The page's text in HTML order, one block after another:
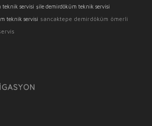
teknik servisi şile demirdöküm teknik servisi
teknik servisi sancaktepe demirdöküm ömerli